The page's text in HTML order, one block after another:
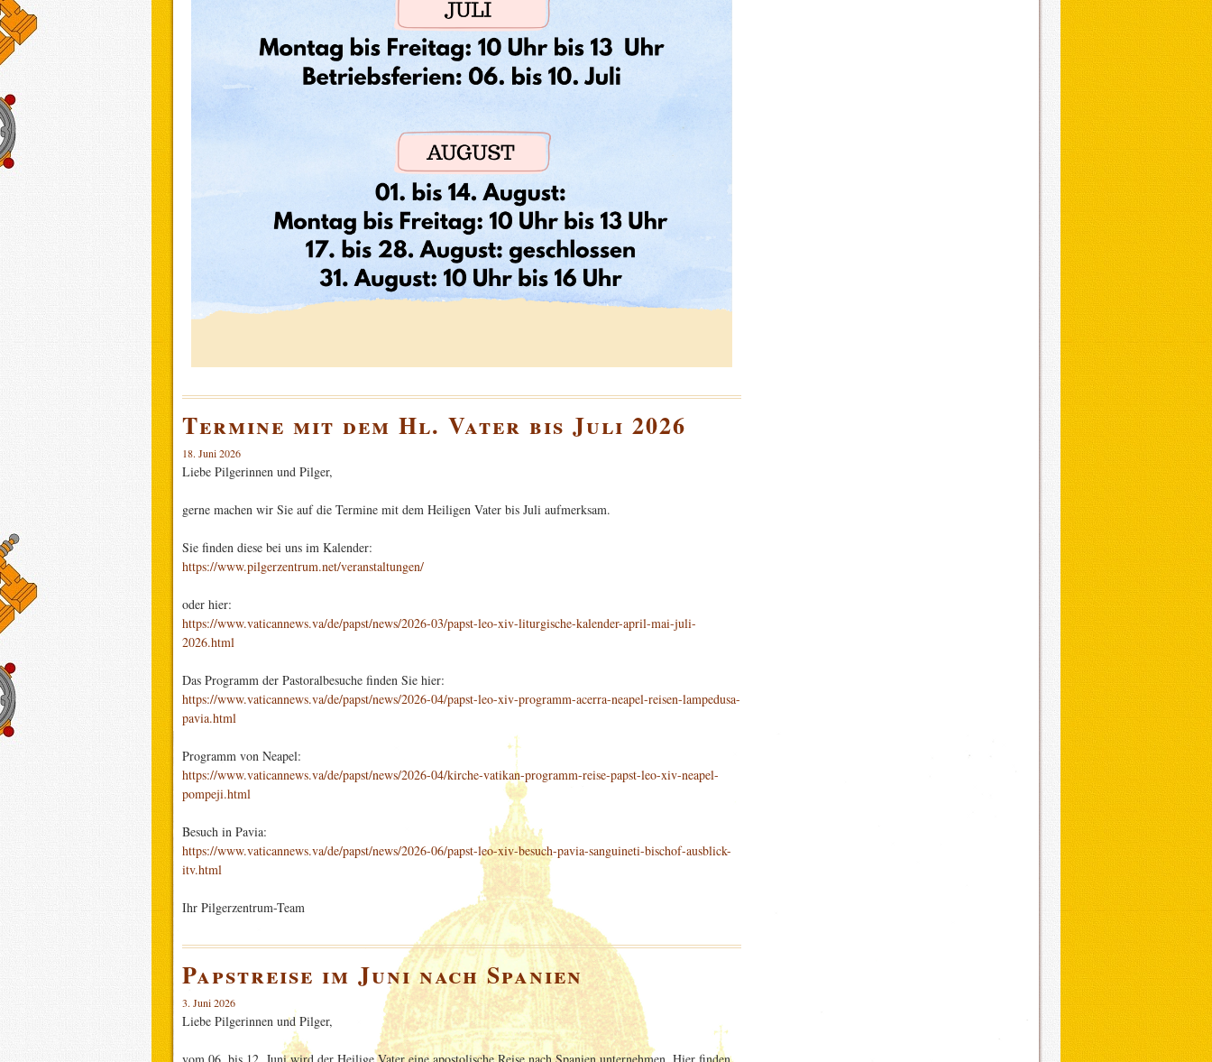
Termine mit dem Hl. Vater bis Juli 2026
18. Juni 2026
Liebe Pilgerinnen und Pilger,
gerne machen wir Sie auf die Termine mit dem Heiligen Vater bis Juli aufmerksam.
Sie finden diese bei uns im Kalender:
https://www.pilgerzentrum.net/veranstaltungen/
oder hier:
https://www.vaticannews.va/de/papst/news/2026-03/papst-leo-xiv-liturgische-kalender-april-mai-juli-
2026.html
Das Programm der Pastoralbesuche finden Sie hier:
https://www.vaticannews.va/de/papst/news/2026-04/papst-leo-xiv-programm-acerra-neapel-reisen-lampedusa-
pavia.html
Programm von Neapel:
https://www.vaticannews.va/de/papst/news/2026-04/kirche-vatikan-programm-reise-papst-leo-xiv-neapel-
pompeji.html
Besuch in Pavia:
https://www.vaticannews.va/de/papst/news/2026-06/papst-leo-xiv-besuch-pavia-sanguineti-bischof-ausblick-
itv.html
Ihr Pilgerzentrum-Team
Papstreise im Juni nach Spanien
3. Juni 2026
Liebe Pilgerinnen und Pilger,